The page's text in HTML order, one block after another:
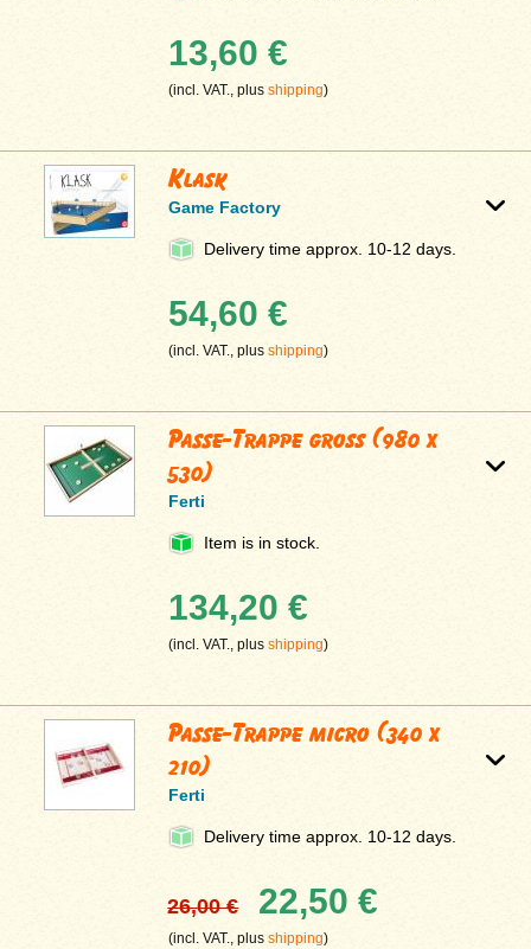
13,60 €
(incl. VAT., plusshipping)
Klask
Game Factory
Delivery time approx. 10-12 days.
54,60 €
(incl. VAT., plusshipping)
Passe-Trappe groß (980 x
530)
Ferti
Item is in stock.
134,20 €
(incl. VAT., plusshipping)
Passe-Trappe micro (340 x
210)
Ferti
Delivery time approx. 10-12 days.
26,00 € 22,50 €
(incl. VAT., plusshipping)